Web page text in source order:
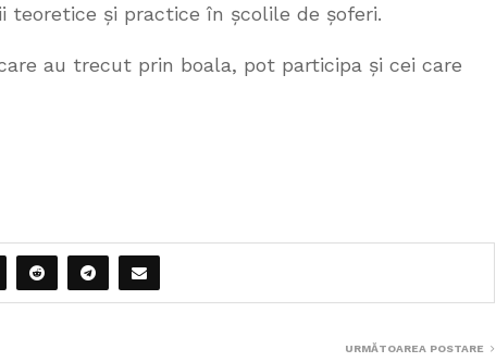
teoretice și practice în școlile de șoferi.
au trecut prin boala, pot participa și cei care
URMĂTOAREA POSTARE